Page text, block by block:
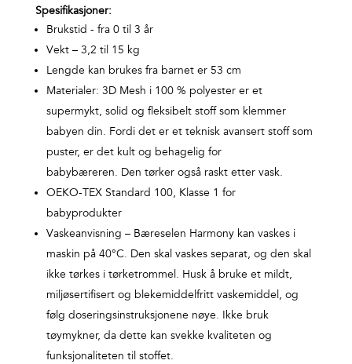
Spesifikasjoner:
Brukstid - fra 0 til 3 år
Vekt – 3,2 til 15 kg
Lengde kan brukes fra barnet er 53 cm
Materialer: 3D Mesh i 100 % polyester er et
supermykt, solid og fleksibelt stoff som klemmer
babyen din. Fordi det er et teknisk avansert stoff som
puster, er det kult og behagelig for
babybæreren. Den tørker også raskt etter vask.
OEKO-TEX Standard 100, Klasse 1 for
babyprodukter
Vaskeanvisning – Bæreselen Harmony kan vaskes i
maskin på 40°C. Den skal vaskes separat, og den skal
ikke tørkes i tørketrommel. Husk å bruke et mildt,
miljøsertifisert og blekemiddelfritt vaskemiddel, og
følg doseringsinstruksjonene nøye. Ikke bruk
tøymykner, da dette kan svekke kvaliteten og
funksjonaliteten til stoffet.